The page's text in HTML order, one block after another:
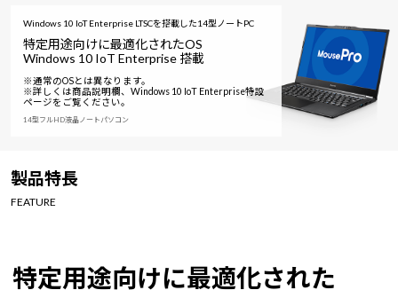
サーバー
ワークステーション
Windows 11
MousePro
iiyama スペック/パーツ別
おすすめ目玉パソコン
今イチオシのパソコンをピ
Windows 11|Copilot+ PC
Windows 10 IoT Enterprise LTSCを搭載した14型ノートPC
特定用途向けに最適化されたOS
Windows 10 IoT Enterprise 搭載
※通常のOSとは異なります。
※詳しくは商品説明欄、Windows 10 IoT Enterprise特設
ページをご覧ください。
14型フルHD液晶ノートパソコン
製品特長
FEATURE
特定用途向けに最適化された